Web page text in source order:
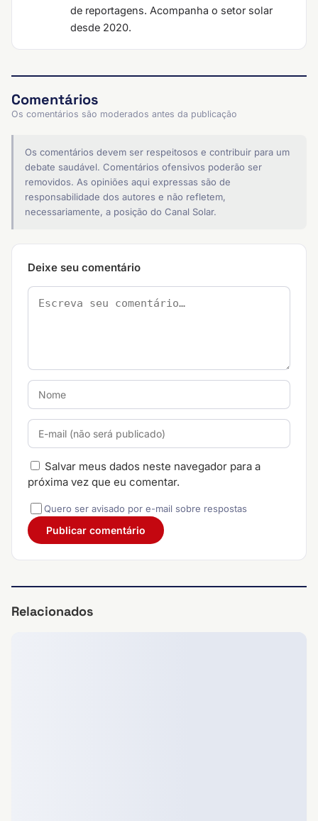
de reportagens. Acompanha o setor solar
desde 2020.
Comentários
Os comentários são moderados antes da publicação
Os comentários devem ser respeitosos e contribuir para um
debate saudável. Comentários ofensivos poderão ser
removidos. As opiniões aqui expressas são de
responsabilidade dos autores e não refletem,
necessariamente, a posição do Canal Solar.
Deixe seu comentário
Salvar meus dados neste navegador para a
próxima vez que eu comentar.
Quero ser avisado por e-mail sobre respostas
Relacionados